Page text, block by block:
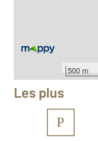
500 m
Les plus
P